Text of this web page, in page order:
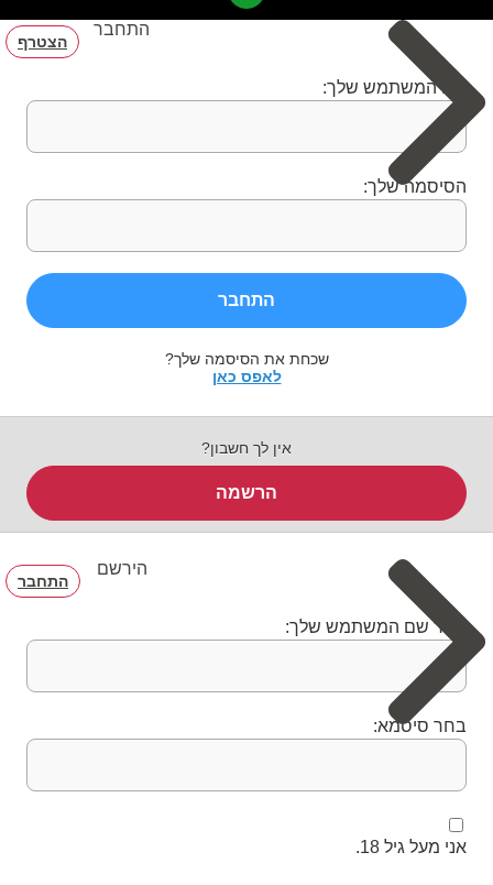
התחבר
הצטרף
שם המשתמש שלך:
הסיסמה שלך:
התחבר
שכחת את הסיסמה שלך?
לאפס כאן
אין לך חשבון?
הרשמה
הירשם
התחבר
בחר שם המשתמש שלך:
בחר סיסמא:
אני מעל גיל 18.